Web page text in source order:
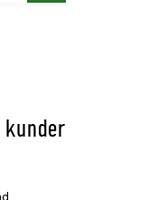
kunder
.